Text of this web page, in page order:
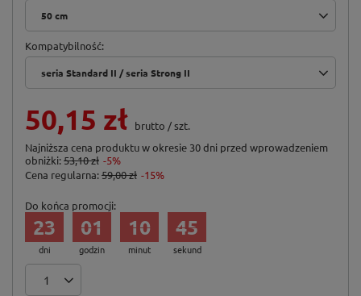
50 cm
Kompatybilność
seria Standard II / seria Strong II
50,15 zł brutto /szt.
Najniższa cena produktu w okresie 30 dni przed wprowadzeniem
obniżki:53,10 zł -5%
Cena regularna:59,00 zł -15%
Do końca promocji:
dni
23
godzin
01
minut
10
sekund
44